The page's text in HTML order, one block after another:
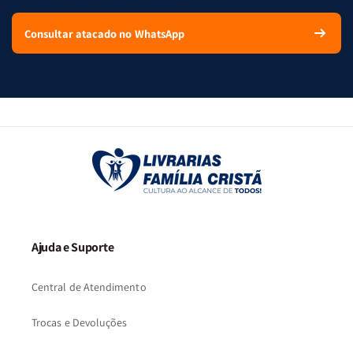
Consultar atacado no WhatsApp
Ajuda e Suporte
Central de Atendimento
Trocas e Devoluções